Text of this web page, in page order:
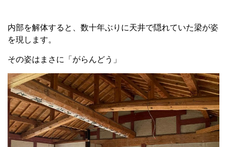
内部を解体すると、数十年ぶりに天井で隠れていた梁が姿
を現します。
その姿はまさに「がらんどう」